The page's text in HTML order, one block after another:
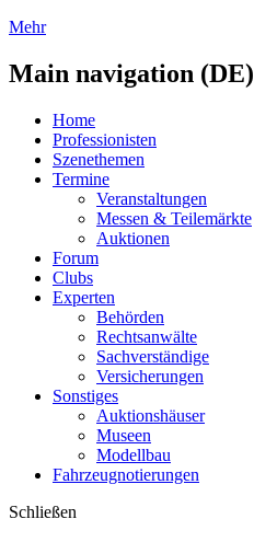
Mehr
Main navigation (DE)
Home
Professionisten
Szenethemen
Termine
Veranstaltungen
Messen & Teilemärkte
Auktionen
Forum
Clubs
Experten
Behörden
Rechtsanwälte
Sachverständige
Versicherungen
Sonstiges
Auktionshäuser
Museen
Modellbau
Fahrzeugnotierungen
Schließen